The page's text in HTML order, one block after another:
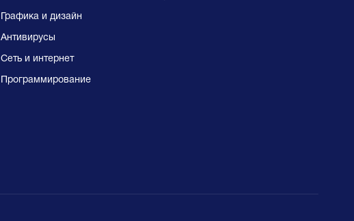
Графика и дизайн
Антивирусы
Сеть и интернет
Программирование